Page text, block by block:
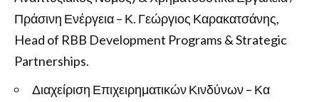
Πράσινη Ενέργεια – Κ. Γεώργιος Καρακατσάνης,
Head of RBB Development Programs & Strategic
Partnerships.
Διαχείριση Επιχειρηματικών Κινδύνων – Κα